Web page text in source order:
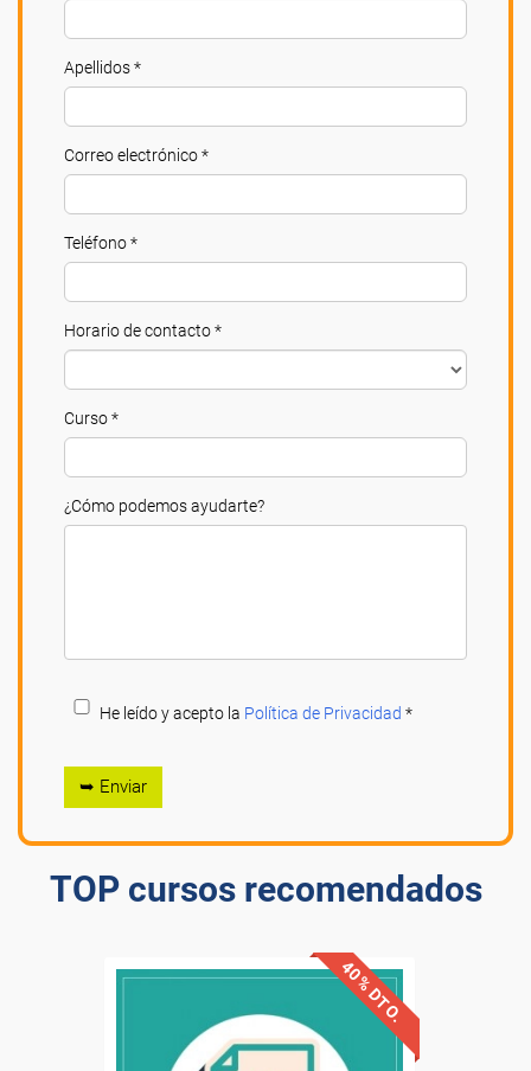
Apellidos *
Correo electrónico *
Teléfono *
Horario de contacto *
Curso *
¿Cómo podemos ayudarte?
He leído y acepto la Política de Privacidad *
➥ Enviar
TOP cursos recomendados
Descuentos especiales
40% DTO.